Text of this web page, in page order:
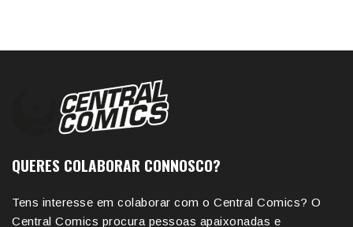
QUERES COLABORAR CONNOSCO?
Tens interesse em colaborar com o Central Comics? O
Central Comics procura pessoas apaixonadas e